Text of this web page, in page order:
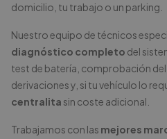
domicilio, tu trabajo o un parking.
Nuestro equipo de técnicos
diagnóstico completo del
test de batería, comprobación
derivaciones y, si tu vehículo lo
centralita sin coste adicional.
Trabajamos con las mejores